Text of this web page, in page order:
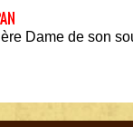
Dame de son